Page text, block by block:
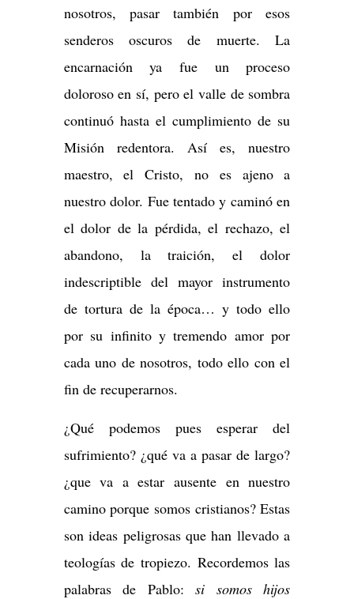
nosotros, pasar también por esos
senderos oscuros de muerte. La
encarnación ya fue un proceso
doloroso en sí, pero el valle de sombra
continuó hasta el cumplimiento de su
Misión redentora. Así es, nuestro
maestro, el Cristo, no es ajeno a
nuestro dolor. Fue tentado y caminó en
el dolor de la pérdida, el rechazo, el
abandono, la traición, el dolor
indescriptible del mayor instrumento
de tortura de la época… y todo ello
por su infinito y tremendo amor por
cada uno de nosotros, todo ello con el
fin de recuperarnos.
¿Qué podemos pues esperar del
sufrimiento? ¿qué va a pasar de largo?
¿que va a estar ausente en nuestro
camino porque somos cristianos? Estas
son ideas peligrosas que han llevado a
teologías de tropiezo. Recordemos las
palabras de Pablo:si somos hijos